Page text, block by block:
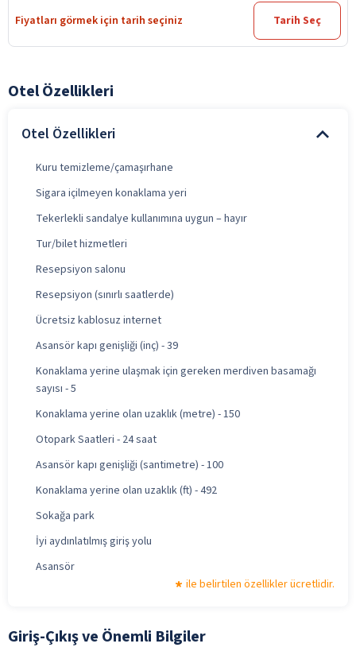
Fiyatları görmek için tarih seçiniz Tarih Seç
Otel Özellikleri
Otel Özellikleri
Kuru temizleme/çamaşırhane
Sigara içilmeyen konaklama yeri
Tekerlekli sandalye kullanımına uygun – hayır
Tur/bilet hizmetleri
Resepsiyon salonu
Resepsiyon (sınırlı saatlerde)
Ücretsiz kablosuz internet
Asansör kapı genişliği (inç) - 39
Konaklama yerine ulaşmak için gereken merdiven basamağı
sayısı - 5
Konaklama yerine olan uzaklık (metre) - 150
Otopark Saatleri - 24 saat
Asansör kapı genişliği (santimetre) - 100
Konaklama yerine olan uzaklık (ft) - 492
Sokağa park
İyi aydınlatılmış giriş yolu
Asansör
ile belirtilen özellikler ücretlidir.
Giriş-Çıkış ve Önemli Bilgiler